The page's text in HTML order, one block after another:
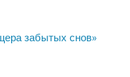
забытых снов»